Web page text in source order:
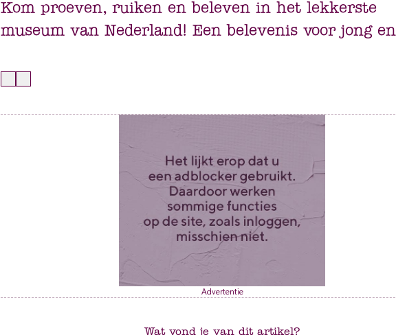
Kom proeven, ruiken en beleven in het lekkerste
museum van Nederland! Een belevenis voor jong
Advertentie